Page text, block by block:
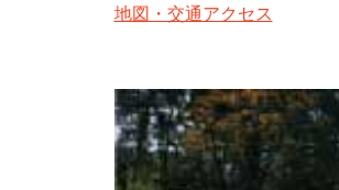
地図・交通アクセス